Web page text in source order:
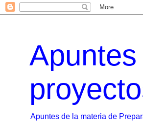
Apuntes de la materia de